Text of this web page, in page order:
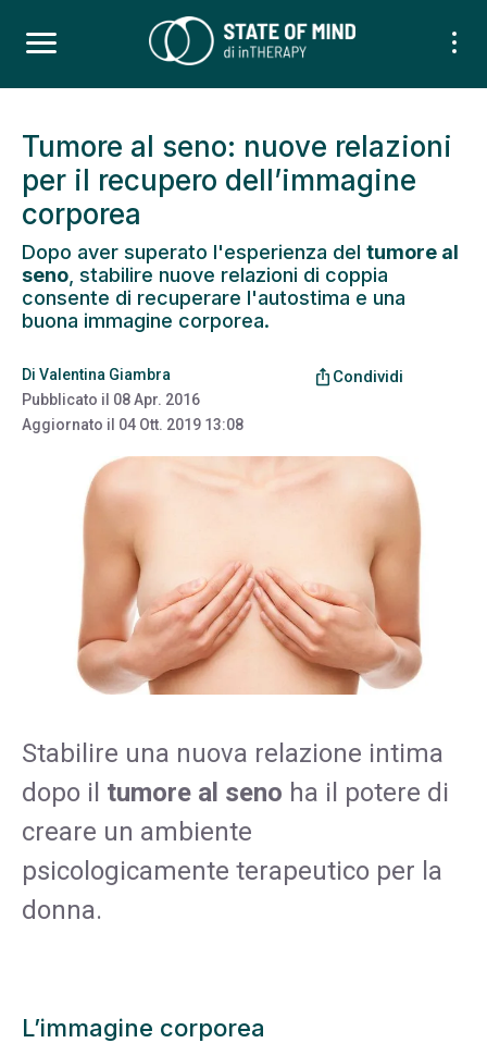
Tumore al seno: nuove relazioni
per il recupero dell’immagine
corporea
Dopo aver superato l'esperienza del tumore al
seno , stabilire nuove relazioni di coppia
consente di recuperare l'autostima e una
buona immagine corporea.
Di Valentina Giambra
Pubblicato il 08 Apr. 2016
Aggiornato il 04 Ott. 2019 13:08
ios_share Condividi
Stabilire una nuova relazione intima
dopo il tumore al seno ha il potere di
creare un ambiente
psicologicamente terapeutico per la
donna.
L’immagine corporea